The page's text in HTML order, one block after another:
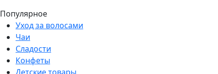
Популярное
Уход за волосами
Чаи
Сладости
Конфеты
Детские товары